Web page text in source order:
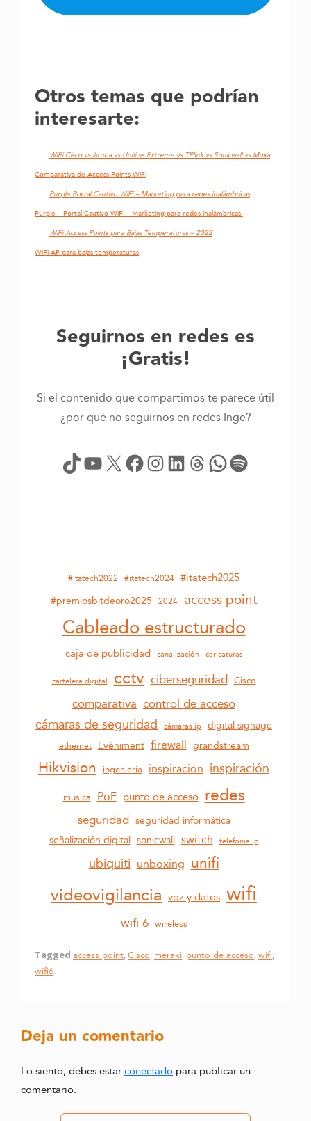
Otros temas que podrían
interesarte:
WiFi Cisco vs Aruba vs Unifi vs Extreme vs TPlink vs Sonicwall vs Moxa
Comparativa de Access Points WiFi
Purple Portal Cautivo WiFi – Marketing para redes inalámbricas
Purple – Portal Cautivo WiFi – Marketing para redes inalámbricas.
WiFi Access Points para Bajas Temperaturas – 2022
WiFi AP para bajas temperaturas
Seguirnos en redes es
¡Gratis!
Si el contenido que compartimos te parece útil
¿por qué no seguirnos en redes Inge?
TikTok
YouTube
X Facebook
Instagram
LinkedIn
Threads
WhatsApp
Spotify
#itatech2022 #itatech2024 #itatech2025
#premiosbitdeoro2025 2024 access point
Cableado estructurado
caja de publicidad canalización caricaturas
cartelera digital cctv ciberseguridad Cisco
comparativa control de acceso
cámaras de seguridad cámaras ip digital signage
ethernet Evéniment firewall grandstream
Hikvision ingenieria inspiracion inspiración
musica PoE punto de acceso redes
seguridad seguridad informática
señalización digital sonicwall switch telefonia ip
ubiquiti unboxing unifi
videovigilancia voz y datos wifi
wifi 6 wireless
Tagged access point,Cisco, meraki, punto de acceso,wifi,
wifi6.
Deja un comentario
Lo siento, debes estarconectado para publicar un
comentario.
Post navigation